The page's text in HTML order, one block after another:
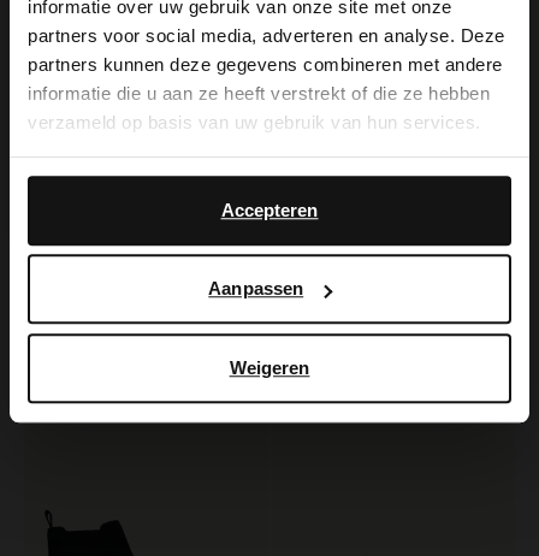
informatie over uw gebruik van onze site met onze
partners voor social media, adverteren en analyse. Deze
partners kunnen deze gegevens combineren met andere
informatie die u aan ze heeft verstrekt of die ze hebben
verzameld op basis van uw gebruik van hun services.
Accepteren
Aanpassen
Weigeren
129.99 139.99
It looks like your language isn't Dutch. Would
you like to switch to English?
English